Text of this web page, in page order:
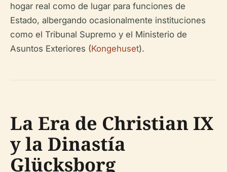
hogar real como de lugar para funciones de
Estado, albergando ocasionalmente instituciones
como el Tribunal Supremo y el Ministerio de
Asuntos Exteriores (Kongehuset).
La Era de Christian IX
y la Dinastía
Glücksborg